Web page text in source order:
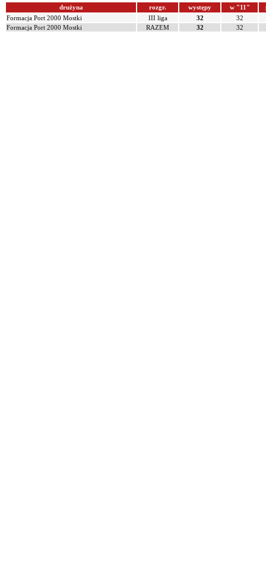
drużyna rozgr. występy w "11"
Formacja Port 2000 Mostki
III liga 32
32
Formacja Port 2000 Mostki
RAZEM 32 32